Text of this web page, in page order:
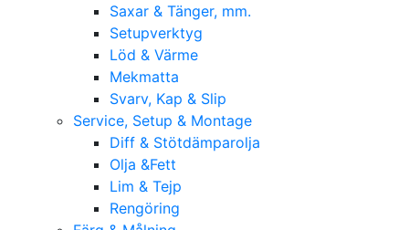
Saxar & Tänger, mm.
Setupverktyg
Löd & Värme
Mekmatta
Svarv, Kap & Slip
Service, Setup & Montage
Diff & Stötdämparolja
Olja &Fett
Lim & Tejp
Rengöring